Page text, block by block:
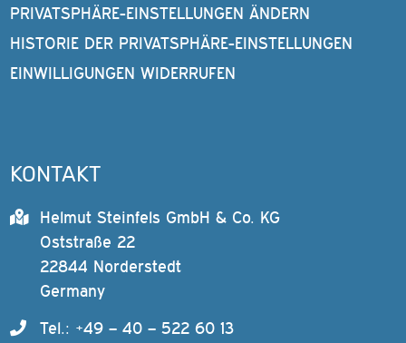
PRIVATSPHÄRE-EINSTELLUNGEN ÄNDERN
HISTORIE DER PRIVATSPHÄRE-EINSTELLUNGEN
EINWILLIGUNGEN WIDERRUFEN
KONTAKT
Helmut Steinfels GmbH & Co. KG
Oststraße 22
22844 Norderstedt
Germany
Tel.: +49 – 40 – 522 60 13